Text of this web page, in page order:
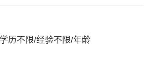
历不限/经验不限/年龄